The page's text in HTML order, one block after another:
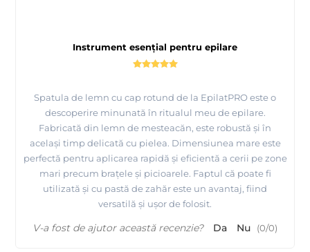
Instrument esențial pentru epilare
Spatula de lemn cu cap rotund de la EpilatPRO este o
descoperire minunată în ritualul meu de epilare.
Fabricată din lemn de mesteacăn, este robustă și în
același timp delicată cu pielea. Dimensiunea mare este
perfectă pentru aplicarea rapidă și eficientă a cerii pe zone
mari precum brațele și picioarele. Faptul că poate fi
utilizată și cu pastă de zahăr este un avantaj, fiind
versatilă și ușor de folosit.
V-a fost de ajutor această recenzie? Da Nu (0/0)